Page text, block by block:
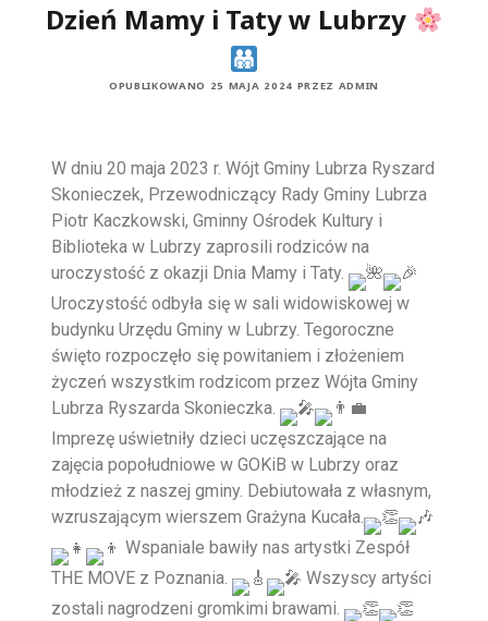
Dzień Mamy i Taty w Lubrzy
OPUBLIKOWANO 25 MAJA 2024 PRZEZ ADMIN
W dniu 20 maja 2023 r. Wójt Gminy Lubrza Ryszard
Skonieczek, Przewodniczący Rady Gminy Lubrza
Piotr Kaczkowski, Gminny Ośrodek Kultury i
Biblioteka w Lubrzy zaprosili rodziców na
uroczystość z okazji Dnia Mamy i Taty.
Uroczystość odbyła się w sali widowiskowej w
budynku Urzędu Gminy w Lubrzy. Tegoroczne
święto rozpoczęło się powitaniem i złożeniem
życzeń wszystkim rodzicom przez Wójta Gminy
Lubrza Ryszarda Skonieczka.
Imprezę uświetniły dzieci uczęszczające na
zajęcia popołudniowe w GOKiB w Lubrzy oraz
młodzież z naszej gminy. Debiutowała z własnym,
wzruszającym wierszem Grażyna Kucała.
Wspaniale bawiły nas artystki Zespół
THE MOVE z Poznania.
Wszyscy artyści
zostali nagrodzeni gromkimi brawami.